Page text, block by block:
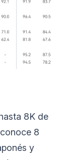
8K de
8
y